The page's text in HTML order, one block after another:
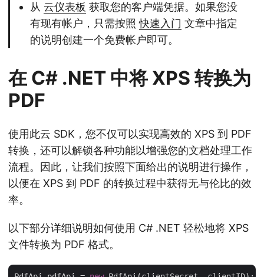
从 云仪表板 获取您的客户端凭据。如果您没
有现有帐户，只需按照快速入门 文章中指定
的说明创建一个免费帐户即可。
在 C# .NET 中将 XPS 转换为
PDF
使用此云 SDK，您不仅可以实现高效的 XPS 到 PDF
转换，还可以解锁各种功能以增强您的文档处理工作
流程。因此，让我们按照下面给出的说明进行操作，
以便在 XPS 到 PDF 的转换过程中获得无与伦比的效
率。
以下部分详细说明如何使用 C# .NET 轻松地将 XPS
文件转换为 PDF 格式。